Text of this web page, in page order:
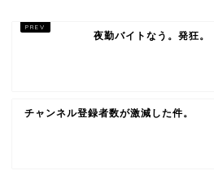
夜勤バイトなう。発狂。
チャンネル登録者数が激減した件。